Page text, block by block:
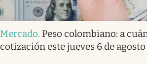
Mercado. Peso colombiano: a
cotización este jueves 6 de agosto